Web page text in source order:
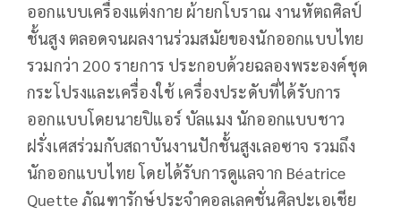
ออกแบบเครื่องแต่งกาย ผ้ายกโบราณ งานหัตถศิลป์
ชั้นสูง ตลอดจนผลงานร่วมสมัยของนักออกแบบไทย
รวมกว่า 200 รายการ ประกอบด้วยฉลองพระองค์ชุด
กระโปรงและเครื่องใช้ เครื่องประดับที่ได้รับการ
ออกแบบโดยนายปิแอร์ บัลแมง นักออกแบบชาว
ฝรั่งเศสร่วมกับสถาบันงานปักชั้นสูงเลอซาจ รวมถึง
นักออกแบบไทย โดยได้รับการดูแลจาก Béatrice
Quette ภัณฑารักษ์ประจำคอลเลคชั่นศิลปะเอเชีย